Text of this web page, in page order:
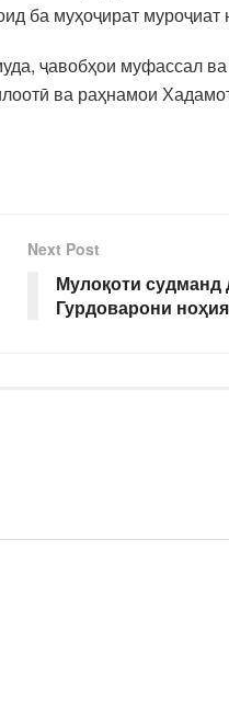
ба муҳоҷират муроҷиат
ҷавобҳои муфассал
ва раҳнамои
Next Post
Мулоқоти судманд
Гурдоварони